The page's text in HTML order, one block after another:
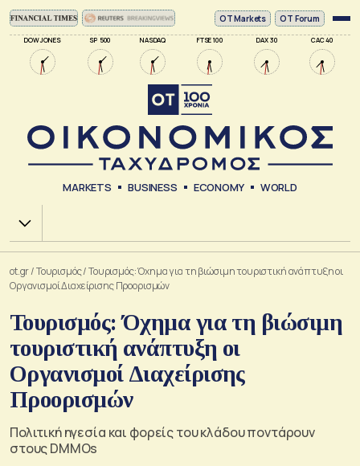
DOW JONES SP 500 NASDAQ FTSE 100 DAX 30 CAC 40
ΟΤ Markets OT Forum
MARKETS BUSINESS ECONOMY WORLD
Χ.Α.
ot.gr/Τουρισμός/Τουρισμός: Όχημα για τη βιώσιμη τουριστική ανάπτυξη οι
Οργανισμοί Διαχείρισης Προορισμών
Τουρισμός: Όχημα για τη βιώσιμη
τουριστική ανάπτυξη οι
Οργανισμοί Διαχείρισης
Προορισμών
Πολιτική ηγεσία και φορείς του κλάδου ποντάρουν
στους DMΜOs